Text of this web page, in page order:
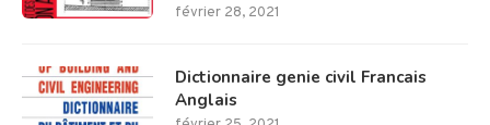
février 28, 2021
Dictionnaire genie civil Francais
Anglais